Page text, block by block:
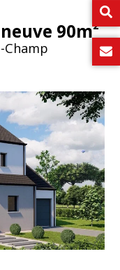
90m2
Champ